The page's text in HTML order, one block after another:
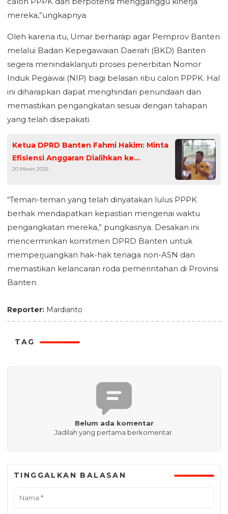
mereka,”ungkapnya.
Oleh karena itu, Umar berharap agar Pemprov Banten
melalui Badan Kepegawaian Daerah (BKD) Banten
segera menindaklanjuti proses penerbitan Nomor
Induk Pegawai (NIP) bagi belasan ribu calon PPPK. Hal
ini diharapkan dapat menghindari penundaan dan
memastikan pengangkatan sesuai dengan tahapan
yang telah disepakati.
Ketua DPRD Banten Fahmi Hakim: Minta
Efisiensi Anggaran Dialihkan ke
Pembangunan
20 Maret 2025
“Teman-teman yang telah dinyatakan lulus PPPK
berhak mendapatkan kepastian mengenai waktu
pengangkatan mereka,” pungkasnya. Desakan ini
mencerminkan komitmen DPRD Banten untuk
memperjuangkan hak-hak tenaga non-ASN dan
memastikan kelancaran roda pemerintahan di Provinsi
Banten.
Reporter: Mardianto
TAG
Belum ada komentar
Jadilah yang pertama berkomentar.
TINGGALKAN BALASAN